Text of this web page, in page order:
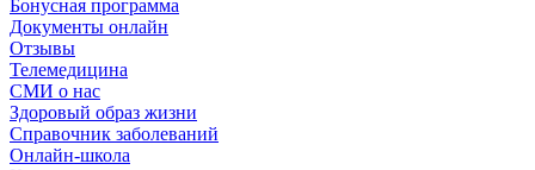
Бонусная программа
Документы онлайн
Отзывы
Телемедицина
СМИ о нас
Здоровый образ жизни
Справочник заболеваний
Онлайн-школа